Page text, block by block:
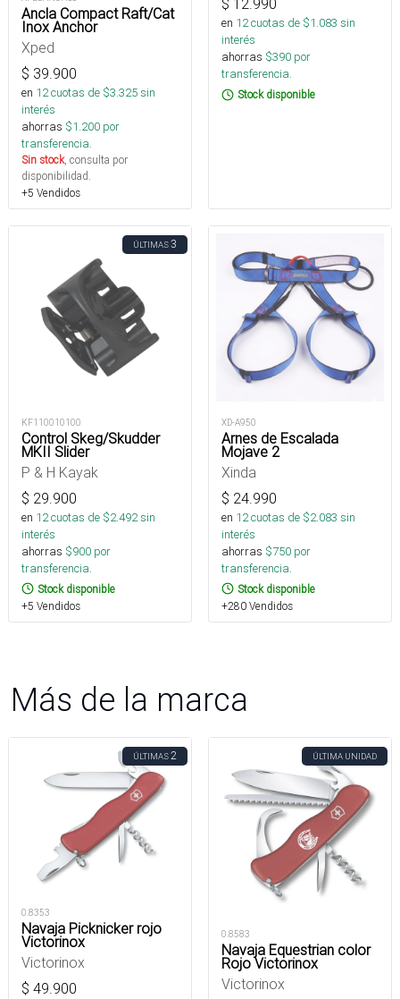
Ancla Compact Raft/Cat
Inox Anchor
Xped
$ 39.900
en 12cuotas de $3.325sin
interés
ahorras $1.200 por
transferencia.
Sin stock, consulta por
disponibilidad.
+5 Vendidos
$ 12.990
en 12cuotas de $1.083 sin
interés
ahorras $390 por
transferencia.
Stock disponible
ÚLTIMAS3
KF110010100
Control Skeg/Skudder
MKII Slider
P & H Kayak
$ 29.900
en 12cuotas de $2.492sin
interés
ahorras $900 por
transferencia.
Stock disponible
+5 Vendidos
XD-A950
Arnes de Escalada
Mojave 2
Xinda
$ 24.990
en 12cuotas de $2.083 sin
interés
ahorras $750 por
transferencia.
Stock disponible
+280 Vendidos
Más de la marca
ÚLTIMAS2
0.8353
Navaja Picknicker rojo
Victorinox
Victorinox
$ 49.900
ÚLTIMA UNIDAD
0.8583
Navaja Equestrian color
Rojo Victorinox
Victorinox